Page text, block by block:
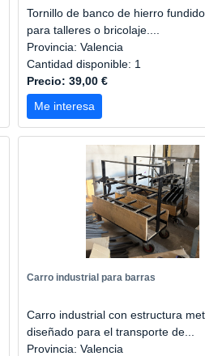
Tornillo de banco de hierro
para talleres o bricolaje....
Provincia: Valencia
Cantidad disponible: 1
Precio: 39,00 €
Me interesa
Carro industrial para barras
Carro industrial con estructura
diseñado para el transporte de...
Provincia: Valencia